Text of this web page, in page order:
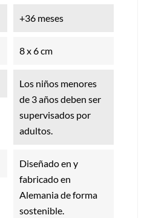
+36 meses
8 x 6 cm
Los niños menores
de 3 años deben ser
supervisados por
adultos.
Diseñado en y
fabricado en
Alemania de forma
sostenible.